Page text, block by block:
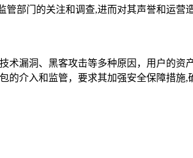
部门的关注和调查,进而对其声誉和运营
漏洞、黑客攻击等多种原因，用户的资
介入和监管，要求其加强安全保障措施,